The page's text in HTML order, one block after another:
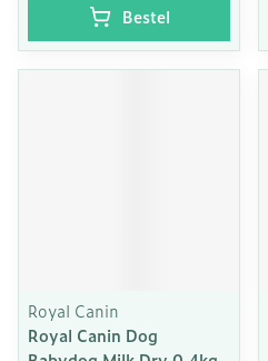
Bestel
Royal Canin
Royal Canin Dog